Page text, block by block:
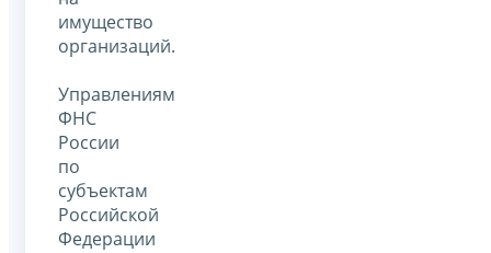
имущество
организаций.
Управлениям
ФНС
России
по
субъектам
Российской
Федерации